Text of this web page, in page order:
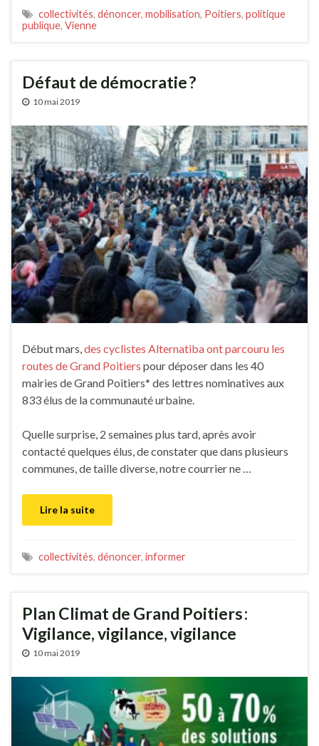
collectivités, dénoncer, mobilisation, Poitiers, politique
publique, Vienne
Défaut de démocratie ?
10 mai 2019
Début mars,des cyclistes Alternatiba ont parcouru les
routes de Grand Poitiers pour déposer dans les 40
mairies de Grand Poitiers* des lettres nominatives aux
833 élus de la communauté urbaine.
Quelle surprise, 2 semaines plus tard, après avoir
contacté quelques élus, de constater que dans plusieurs
communes, de taille diverse, notre courrier ne …
Lire la suite
collectivités, dénoncer, informer
Plan Climat de Grand Poitiers :
Vigilance, vigilance, vigilance
10 mai 2019